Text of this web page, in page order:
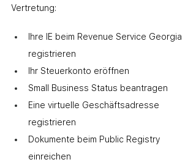
Vertretung:
Ihre IE beim Revenue Service Georgia
registrieren
Ihr Steuerkonto eröffnen
Small Business Status beantragen
Eine virtuelle Geschäftsadresse
registrieren
Dokumente beim Public Registry
einreichen